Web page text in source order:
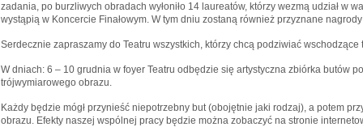
zadania, po burzliwych obradach wyłoniło 14 laureatów, którzy wezmą udział w
wystąpią w Koncercie Finałowym. W tym dniu zostaną również przyznane
Serdecznie zapraszamy do Teatru wszystkich, którzy chcą podziwiać wschodzące
W dniach: 6 – 10 grudnia w foyer Teatru odbędzie się artystyczna zbiórka butów
trójwymiarowego obrazu.
Każdy będzie mógł przynieść niepotrzebny but (obojętnie jaki rodzaj), a potem
obrazu. Efekty naszej wspólnej pracy będzie można zobaczyć na stronie